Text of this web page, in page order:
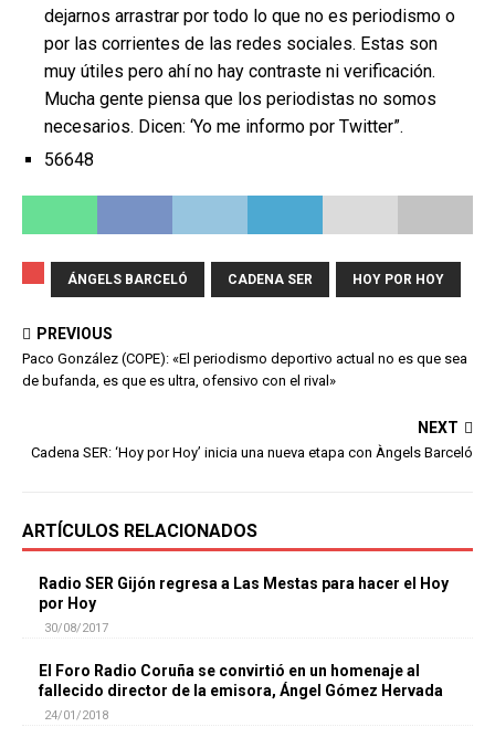
dejarnos arrastrar por todo lo que no es periodismo o
por las corrientes de las redes sociales. Estas son
muy útiles pero ahí no hay contraste ni verificación.
Mucha gente piensa que los periodistas no somos
necesarios. Dicen: ‘Yo me informo por Twitter”.
56648
ÁNGELS BARCELÓ CADENA SER HOY POR HOY
PREVIOUS
Paco González (COPE): «El periodismo deportivo actual no es que sea
de bufanda, es que es ultra, ofensivo con el rival»
NEXT
Cadena SER: ‘Hoy por Hoy’ inicia una nueva etapa con Àngels Barceló
ARTÍCULOS RELACIONADOS
Radio SER Gijón regresa a Las Mestas para hacer el Hoy
por Hoy
30/08/2017
El Foro Radio Coruña se convirtió en un homenaje al
fallecido director de la emisora, Ángel Gómez Hervada
24/01/2018